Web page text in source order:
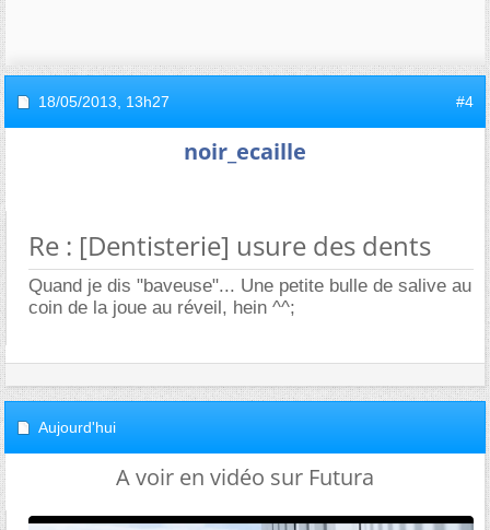
18/05/2013, 13h27 #4
noir_ecaille
Re : [Dentisterie] usure des dents
Quand je dis "baveuse"... Une petite bulle de salive au
coin de la joue au réveil, hein ^^;
Aujourd'hui
A voir en vidéo sur Futura